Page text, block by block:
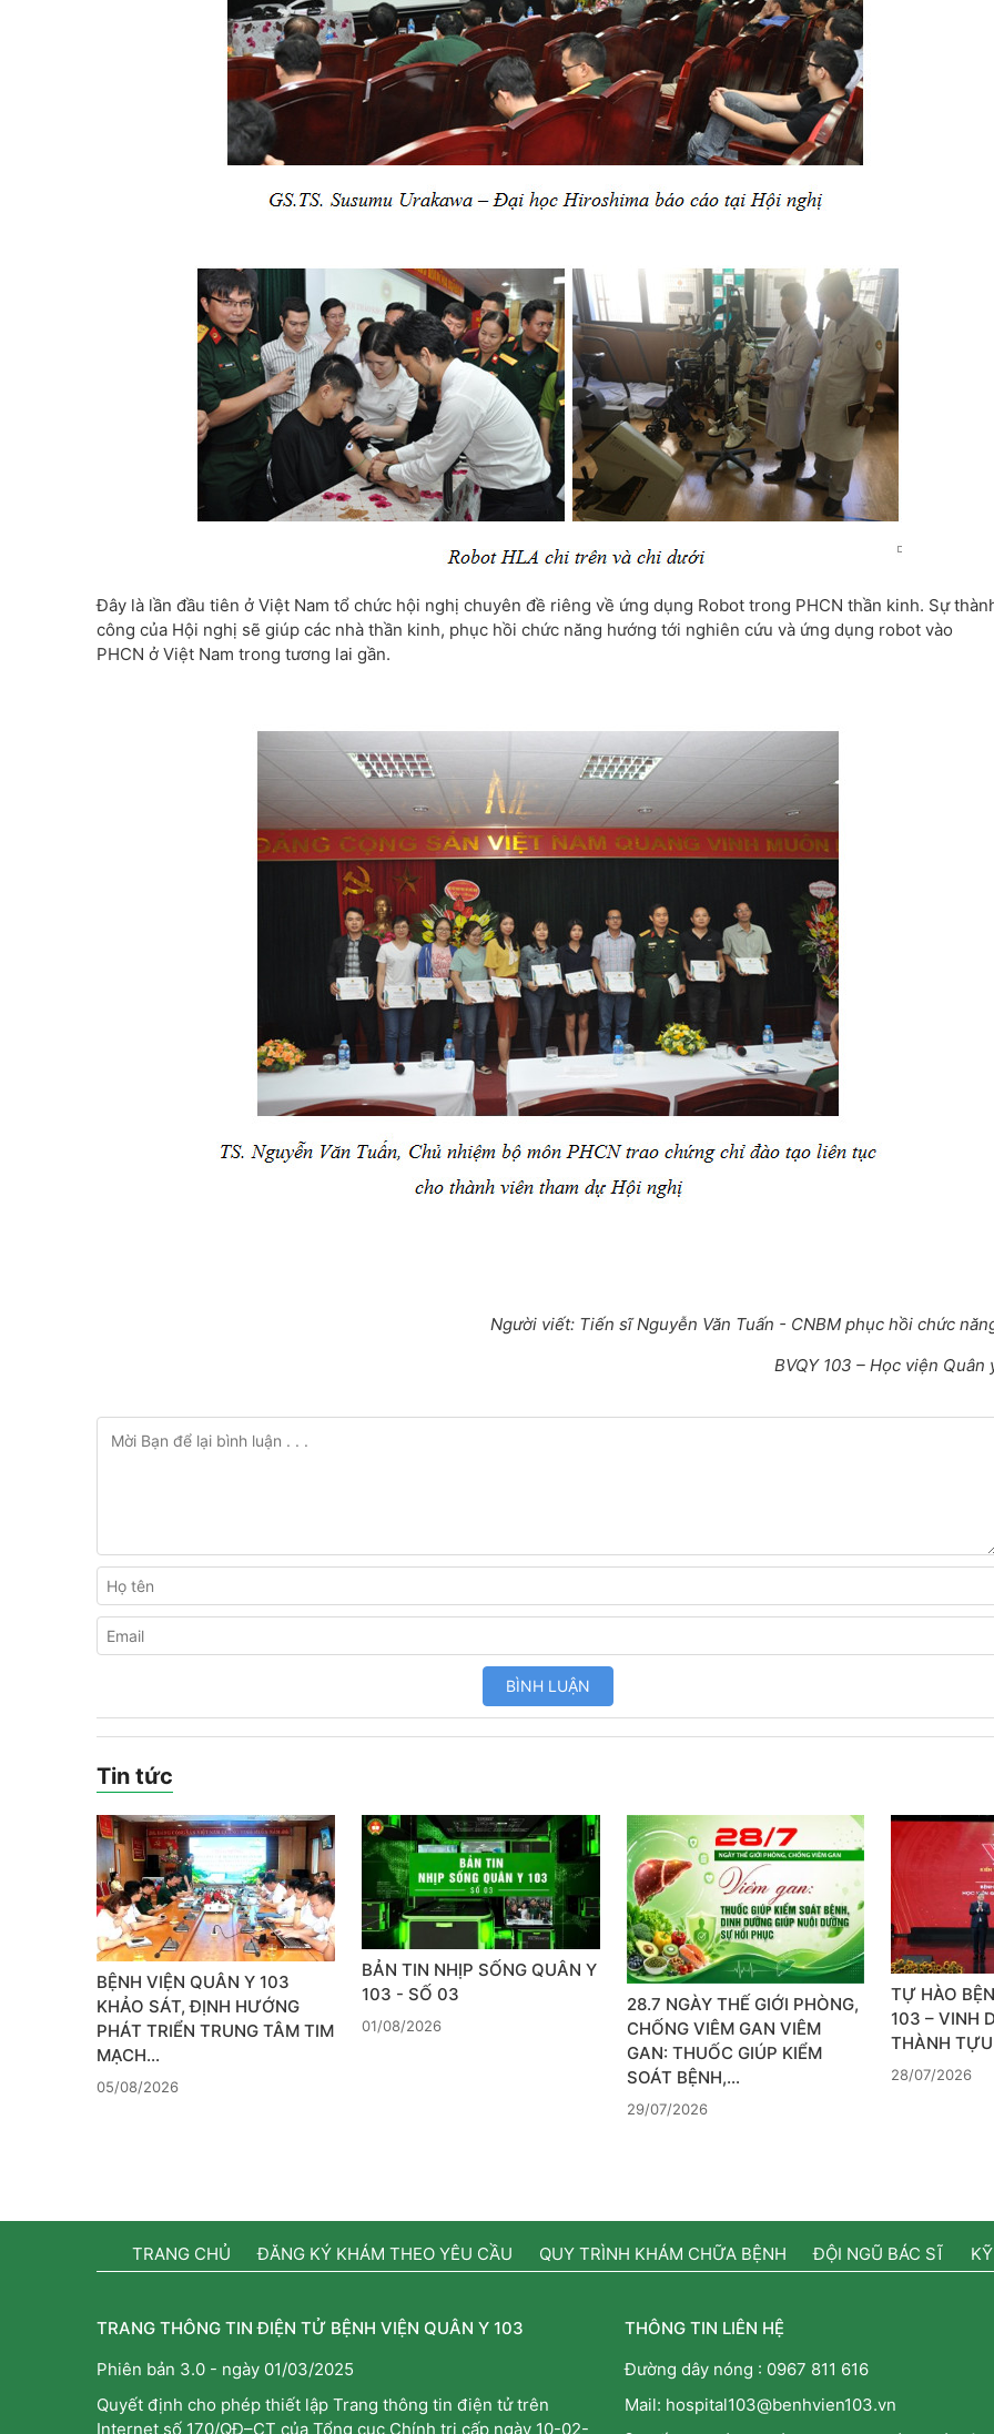
Đây là lần đầu tiên ở Việt Nam tổ chức hội nghị chuyên đề riêng về ứng dụng Robot trong PHCN thần kinh. Sự
công của Hội nghị sẽ giúp các nhà thần kinh, phục hồi chức năng hướng tới nghiên cứu và ứng dụng robot vào
PHCN ở Việt Nam trong tương lai gần.
Người viết: Tiến sĩ Nguyễn Văn Tuấn - CNBM phục hồi chức
BVQY 103 – Học viện Quân
Tin tức
BỆNH VIỆN QUÂN Y 103
KHẢO SÁT, ĐỊNH HƯỚNG
PHÁT TRIỂN TRUNG TÂM TIM
MẠCH…
05/08/2026
BẢN TIN NHỊP SỐNG QUÂN Y
103 - SỐ 03
01/08/2026
28.7 NGÀY THẾ GIỚI PHÒNG,
CHỐNG VIÊM GAN VIÊM
GAN: THUỐC GIÚP KIỂM
SOÁT BỆNH,…
29/07/2026
TỰ HÀO
103 – VINH
THÀNH
28/07/2026
TRANG CHỦ ĐĂNG KÝ KHÁM THEO YÊU CẦU QUY TRÌNH KHÁM CHỮA BỆNH ĐỘI NGŨ BÁC SĨ
TRANG THÔNG TIN ĐIỆN TỬ BỆNH VIỆN QUÂN Y 103
Phiên bản 3.0 - ngày 01/03/2025
Quyết định cho phép thiết lập Trang thông tin điện tử trên
Internet số 170/QĐ–CT của Tổng cục Chính trị cấp ngày 10-02-
THÔNG TIN LIÊN HỆ
Đường dây nóng : 0967 811 616
Mail: hospital103@benhvien103.vn